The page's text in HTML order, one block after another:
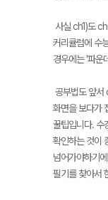
사실 ch1)도
커리큘럼에 수
경우에는 '파운
공부법도 앞서
화면을 보다가
꿀팁입니다. 수
확인하는 것이
넘어가야하기
필기를 찾아서